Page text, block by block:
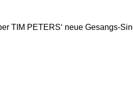
TIM PETERS‘ neue Gesangs-